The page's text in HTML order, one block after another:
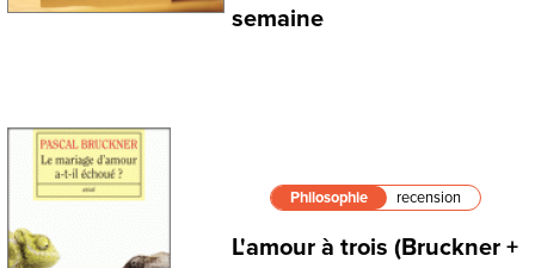
semaine
Philosophie recension
L'amour à trois (Bruckner +